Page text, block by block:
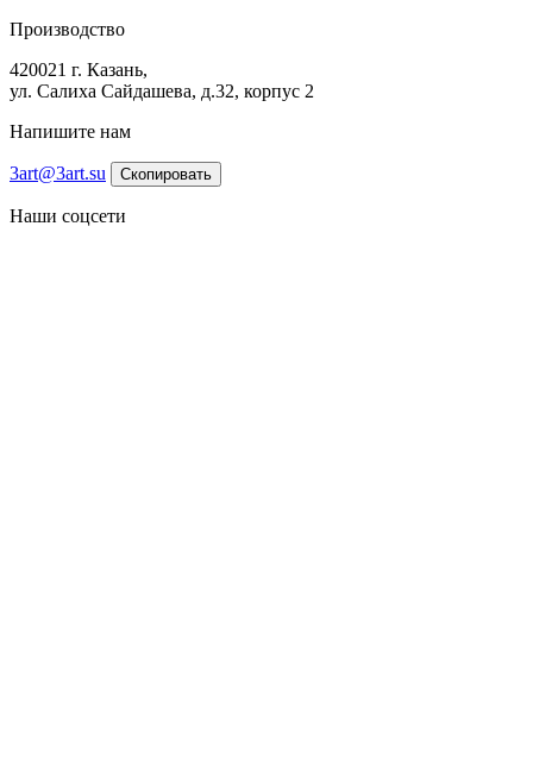
Производство
420021 г. Казань,
ул. Салиха Сайдашева, д.32, корпус 2
Напишите нам
3art@3art.su Скопировать
Наши соцсети